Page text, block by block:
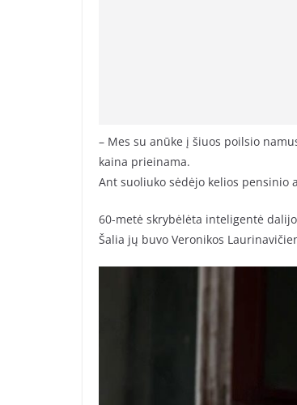
– Mes su anūke į šiuos poilsio
kaina prieinama.
Ant suoliuko sėdėjo kelios pensinio
60-metė skrybėlėta inteligentė
Šalia jų buvo Veronikos